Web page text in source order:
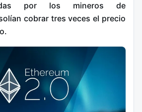
por los mineros de
cobrar tres veces el precio